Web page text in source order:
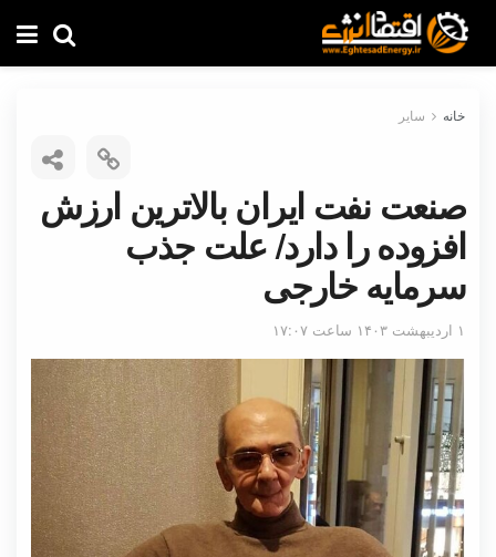
خانه سایر
صنعت نفت ایران بالاترین ارزش
افزوده را دارد/ علت جذب
سرمایه خارجی
۱ اردیبهشت ۱۴۰۳ ساعت ۱۷:۰۷